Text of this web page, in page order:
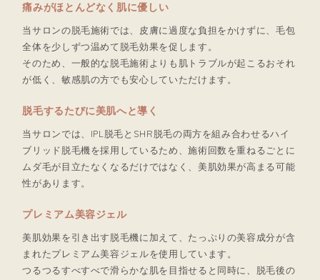
痛みがほとんどなく肌に優しい
当サロンの脱毛施術では、皮膚に過度な負担をかけずに、毛包
全体を少しずつ温めて脱毛効果を促します。
そのため、一般的な脱毛施術よりも肌トラブルが起こるおそれ
が低く、敏感肌の方でも安心していただけます。
脱毛するたびに美肌へと導く
当サロンでは、IPL脱毛とSHR脱毛の両方を組み合わせるハイ
ブリッド脱毛機を採用しているため、施術回数を重ねるごとに
ムダ毛が目立たなくなるだけではなく、美肌効果が高まる可能
性があります。
プレミアム美容ジェル
美肌効果を引き出す脱毛機に加えて、たっぷりの美容成分が含
まれたプレミアム美容ジェルを使用しています。
つるつるすべすべで滑らかな肌を目指せると同時に、脱毛後の